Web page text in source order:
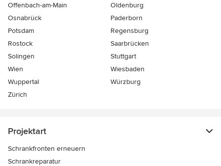
Offenbach-am-Main
Oldenburg
Osnabrück
Paderborn
Potsdam
Regensburg
Rostock
Saarbrücken
Solingen
Stuttgart
Wien
Wiesbaden
Wuppertal
Würzburg
Zürich
Projektart
Schrankfronten erneuern
Schrankreparatur